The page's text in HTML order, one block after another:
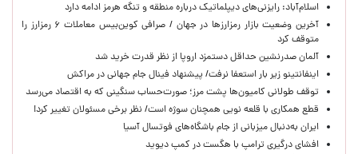
اسلام‌آباد: رایزنی‌های دیپلماتیک درباره منطقه و تنگه هرمز ادامه دارد
آخرین وضعیت بازار رمزارزها در جهان / صرافی کوین‌بیس معاملات ۶ رمزارز را
متوقف کرد
آلمان صدرنشین حداقل دستمزد اروپا از نظر قدرت خرید شد
اینفانتینو زیر بار استعفا نرفت/ پیشنهاد فینال جام جهانی در مراکش
توقف طولانی کامیون‌ها پشت مرز؛ صورت‌حساب سنگینی که به اقتصاد می‌رسد
قطع همکاری با قلعه نویی همچنان سوژه است/ نظر برخی مسئولان تغییر کرد!
ایران به‌دنبال میزبانی از جام باشگاه‌های فوتسال آسیا
افشای درگیری ترامپ با هگست در کمپ دیوید